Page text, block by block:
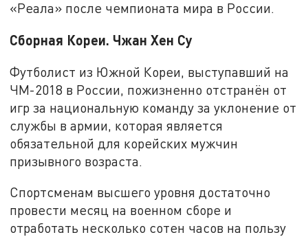
«Реала» после чемпионата мира в России.
Сборная Кореи. Чжан Хен Су
Футболист из Южной Кореи, выступавший на
ЧМ-2018 в России, пожизненно отстранён от
игр за национальную команду за уклонение от
службы в армии, которая является
обязательной для корейских мужчин
призывного возраста.
Спортсменам высшего уровня достаточно
провести месяц на военном сборе и
отработать несколько сотен часов на пользу